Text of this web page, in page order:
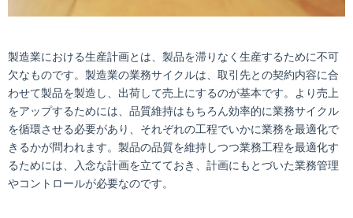
製造業における生産計画とは、製品を滞りなく生産するために不可
欠なものです。製造業の業務サイクルは、取引先との契約内容に合
わせて製品を製造し、出荷して売上にするのが基本です。より売上
をアップするためには、品質維持はもちろん効率的に業務サイクル
を循環させる必要があり、それぞれの工程でいかに業務を最適化で
きるかが問われます。製品の品質を維持しつつ業務工程を最適化す
るためには、入念な計画を立てておき、計画にもとづいた業務管理
やコントロールが必要なのです。